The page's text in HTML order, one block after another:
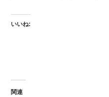
いいね:
関連